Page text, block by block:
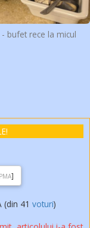
bufet rece la micul
PMA]
(din 41 voturi)